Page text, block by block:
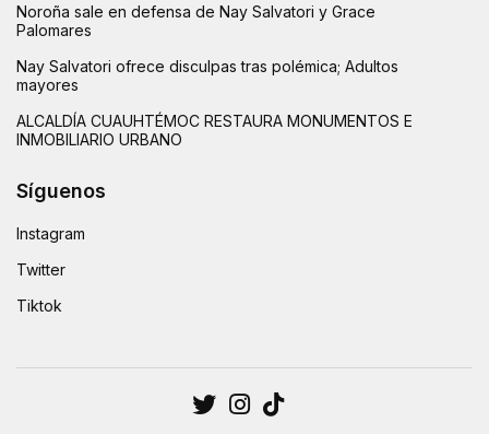
Noroña sale en defensa de Nay Salvatori y Grace
Palomares
Nay Salvatori ofrece disculpas tras polémica; Adultos
mayores
ALCALDÍA CUAUHTÉMOC RESTAURA MONUMENTOS E
INMOBILIARIO URBANO
Síguenos
Instagram
Twitter
Tiktok